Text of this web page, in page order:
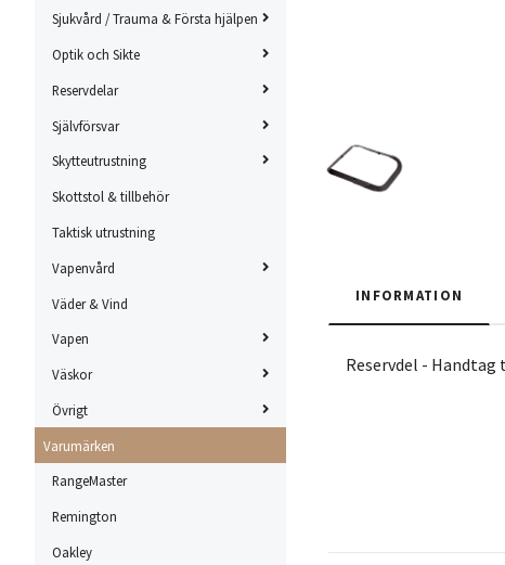
Sjukvård / Trauma & Första hjälpen
Optik och Sikte
Reservdelar
Självförsvar
Skytteutrustning
Skottstol & tillbehör
Taktisk utrustning
Vapenvård
Väder & Vind
Vapen
Väskor
Övrigt
Varumärken
RangeMaster
Remington
Oakley
INFORMATION
Reservdel - Handtag